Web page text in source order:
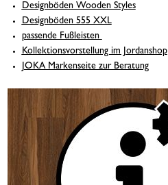
Designböden Wooden Styles
Designböden 555 XXL
passende Fußleisten
Kollektionsvorstellung im Jordanshop
JOKA Markenseite zur Beratung